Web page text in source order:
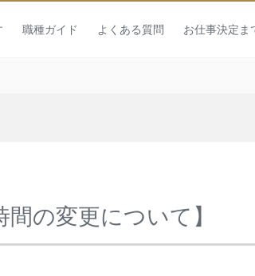
職種ガイド よくある質問 お仕事決定ま
間の変更について】